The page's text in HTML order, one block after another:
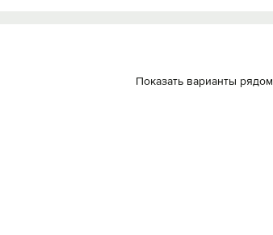
Показать варианты рядом